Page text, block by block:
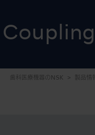
歯科医療機器のNSK 製品情